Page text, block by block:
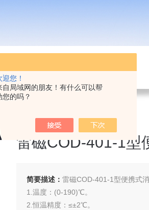
迎您！
自局域网的朋友！有什么可以帮
您的吗？
用品销售；仪器仪表技术服务、维修。
携式消解器
雷磁COD-401-1型
简要描述： 雷磁COD-401-1型便携式
1.温度：(0-190)℃。
2.恒温精度：≤±2℃。